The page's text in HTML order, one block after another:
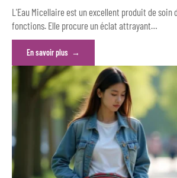
L'Eau Micellaire est un excellent produit de soin
fonctions. Elle procure un éclat attrayant…
En savoir plus